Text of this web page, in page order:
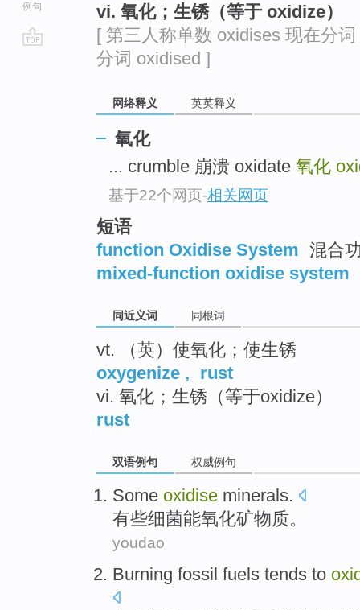
例句
vi. 氧化；生锈（等于 oxidize）
[ 第三人称单数 oxidises 现在分
分词 oxidised ]
网络释义 英英释义
氧化
... crumble 崩溃 oxidate 氧化
基于22个网页-相关网页
短语
function Oxidise System 混合
mixed-function oxidise system
同近义词 同根词
vt. （英）使氧化；使生锈
oxygenize , rust
vi. 氧化；生锈（等于oxidize）
rust
双语例句 权威例句
Some oxidise minerals.
有些细菌能氧化矿物质。
youdao
Burning fossil fuels tends to